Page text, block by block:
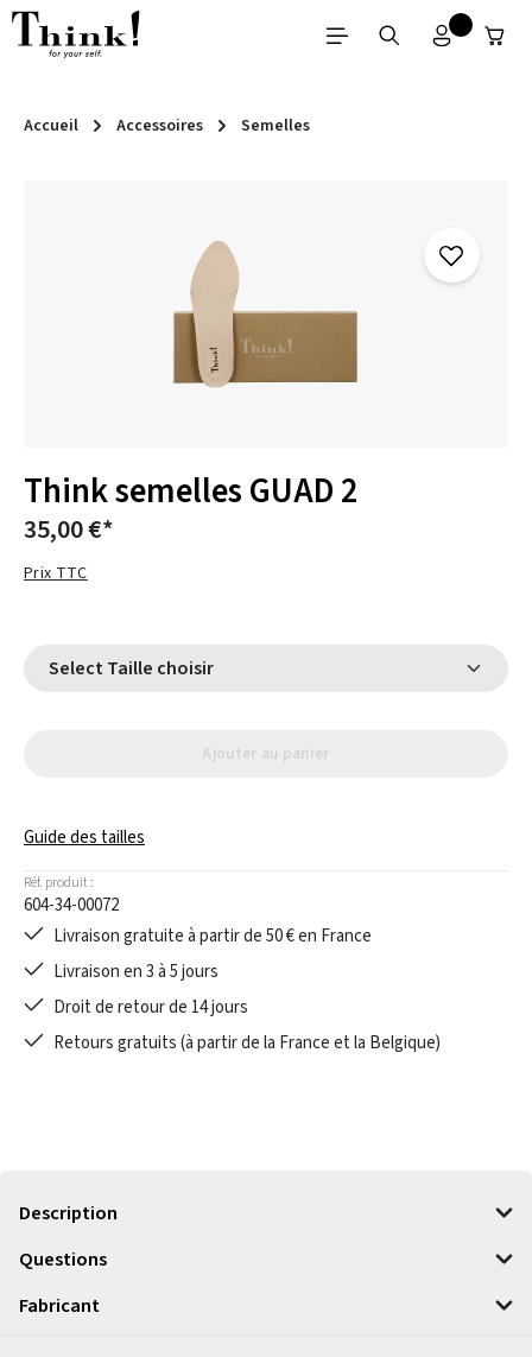
Passer au contenu principal
Accueil Accessoires Semelles
Think semelles GUAD 2
35,00 €*
Prix TTC
Select Taille choisir
Ajouter au panier
Guide des tailles
Réf. produit :
604-34-00072
Livraison gratuite à partir de 50 € en France
Livraison en 3 à 5 jours
Droit de retour de 14 jours
Retours gratuits (à partir de la France et la Belgique)
Description
Questions
Fabricant